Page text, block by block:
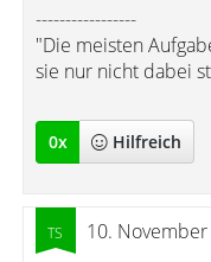
-----------------
"Die meisten
sie nur nicht dabei
0x Hilfreich
10.